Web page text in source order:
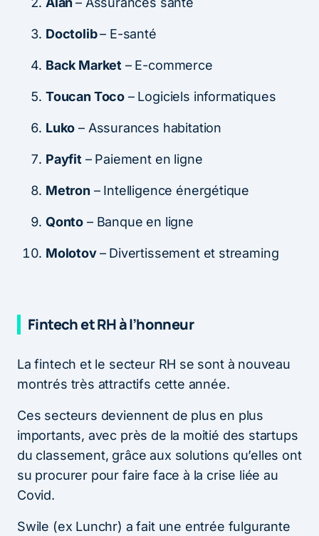
Doctolib– E-santé
Back Market – E-commerce
Toucan Toco – Logiciels informatiques
Luko – Assurances habitation
Payfit – Paiement en ligne
Metron – Intelligence énergétique
Qonto – Banque en ligne
Molotov– Divertissement et streaming
Fintech et RH à l’honneur
La fintech et le secteur RH se sont à nouveau
montrés très attractifs cette année.
Ces secteurs deviennent de plus en plus
importants, avec près de la moitié des startups
du classement, grâce aux solutions qu’elles ont
su procurer pour faire face à la crise liée au
Covid.
Swile (ex Lunchr) a fait une entrée fulgurante